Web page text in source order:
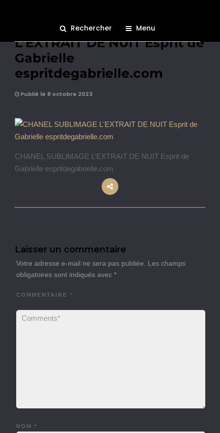
Rechercher Menu
CHANEL SUBLIMAGE
L’EXTRAIT DE NUIT Esprit de
Gabrielle
espritdegabrielle.com
Publié le 8 octobre 2023
CHANEL SUBLIMAGE L’EXTRAIT DE NUIT Esprit de
Gabrielle espritdegabrielle.com
Laisser un commentaire
Votre adresse e-mail ne sera pas publiée.
Les champs
obligatoires sont indiqués avec *
COMMENTAIRE *
NOM *